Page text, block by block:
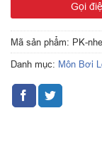
Gọi
Mã sản phẩm: PK-
Danh mục: Môn Bơi